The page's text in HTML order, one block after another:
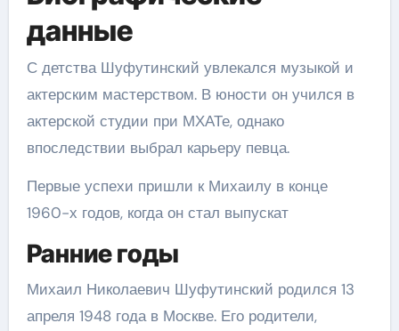
данные
С детства Шуфутинский увлекался музыкой и
актерским мастерством. В юности он учился в
актерской студии при МХАТе, однако
впоследствии выбрал карьеру певца.
Первые успехи пришли к Михаилу в конце
1960-х годов, когда он стал выпускат
Ранние годы
Михаил Николаевич Шуфутинский родился 13
апреля 1948 года в Москве. Его родители,